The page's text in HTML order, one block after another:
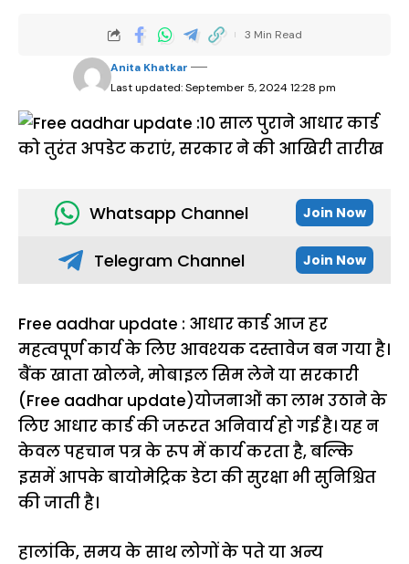
Last updated: September 5, 2024 12:28 pm
Anita Khatkar
3 Min Read
Whatsapp Channel Join Now
Telegram Channel Join Now
Free aadhar update : आधार कार्ड आज हर
महत्वपूर्ण कार्य के लिए आवश्यक दस्तावेज बन गया है।
बैंक खाता खोलने, मोबाइल सिम लेने या सरकारी
(Free aadhar update)योजनाओं का लाभ उठाने के
लिए आधार कार्डकी जरूरत अनिवार्य हो गई है। यह न
केवल पहचान पत्र के रूप में कार्य करता है, बल्कि
इसमें आपके बायोमेट्रिक डेटा की सुरक्षा भी सुनिश्चित
की जाती है।
हालांकि, समय के साथ लोगों के पते या अन्य